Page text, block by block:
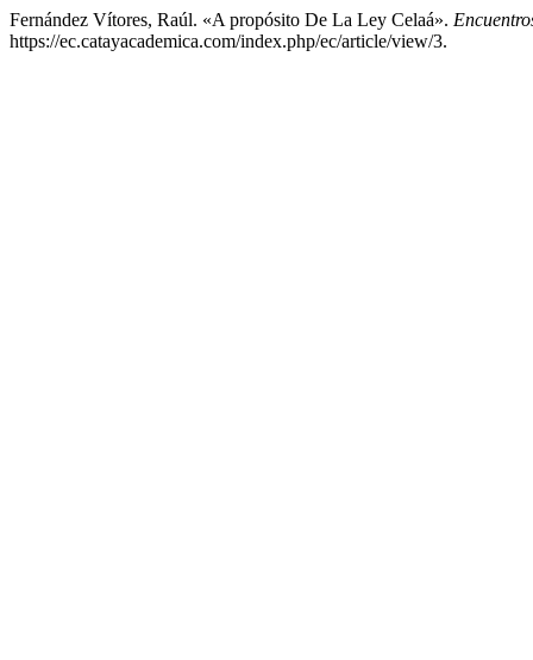
Fernández Vítores, Raúl. «A propósito De La Ley Celaá».
https://ec.catayacademica.com/index.php/ec/article/view/3.